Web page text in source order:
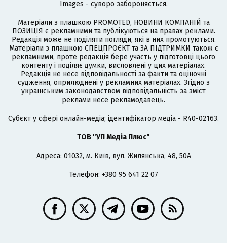
Images - суворо забороняється.
Матеріали з плашкою PROMOTED, НОВИНИ КОМПАНІЙ та
ПОЗИЦІЯ є рекламними та публікуються на правах реклами.
Редакція може не поділяти погляди, які в них промотуються.
Матеріали з плашкою СПЕЦПРОЄКТ та ЗА ПІДТРИМКИ також є
рекламними, проте редакція бере участь у підготовці цього
контенту і поділяє думки, висловлені у цих матеріалах.
Редакція не несе відповідальності за факти та оціночні
судження, оприлюднені у рекламних матеріалах. Згідно з
українським законодавством відповідальність за зміст
реклами несе рекламодавець.
Cубєкт у сфері онлайн-медіа; ідентифікатор медіа - R40-02163.
ТОВ "УП Медіа Плюс"
Адреса: 01032, м. Київ, вул. Жилянська, 48, 50А
Телефон: +380 95 641 22 07